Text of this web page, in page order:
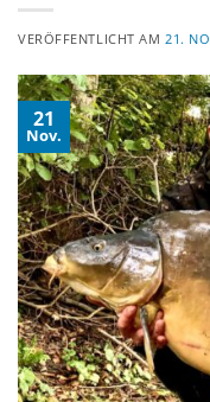
VERÖFFENTLICHT AM 21.
21
Nov.